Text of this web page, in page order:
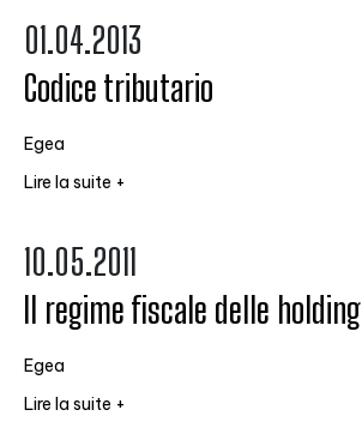
01.04.2013
Codice tributario
Egea
Lire la suite +
10.05.2011
Il regime fiscale delle holding
Egea
Lire la suite +